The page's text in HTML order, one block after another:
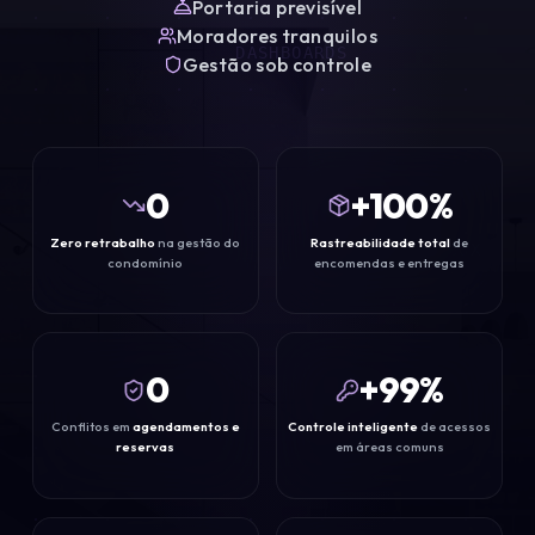
SMART BOX
DASHBOARDS
Portaria previsível
Moradores tranquilos
Gestão sob controle
0
Zero retrabalho na gestão do
condomínio
+100%
Rastreabilidade totalde
encomendas e entregas
0
Conflitos em agendamentos e
reservas
+99%
Controle inteligentede acessos
em áreas comuns